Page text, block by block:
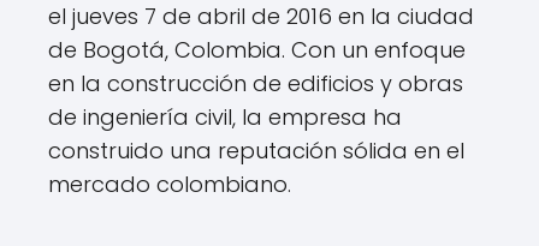
el jueves 7 de abril de 2016 en la ciudad
de Bogotá, Colombia. Con un enfoque
en la construcción de edificios y obras
de ingeniería civil, la empresa ha
construido una reputación sólida en el
mercado colombiano.